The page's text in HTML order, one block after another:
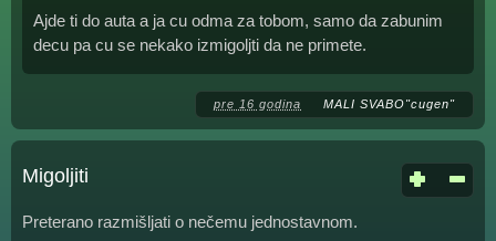
Ajde ti do auta a ja cu odma za tobom, samo da zabunim
decu pa cu se nekako izmigoljti da ne primete.
pre 16 godina MALI SVABO"cugen"
Migoljiti
Preterano razmišljati o nečemu jednostavnom.